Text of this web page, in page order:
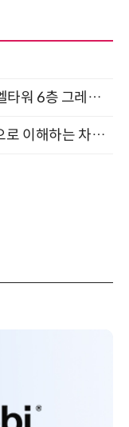
Next AI & Big Data Summit 2026 엘타워 6층 그레이스홀 개최 (9/18)
“큐비트·양자 알고리즘·Qiskit 실습으로 이해하는 차세대 컴퓨팅” (8/28)